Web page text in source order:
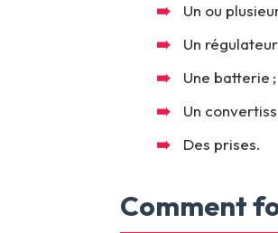
Un ou
Un
Une batterie ;
Un
Des prises.
Comment